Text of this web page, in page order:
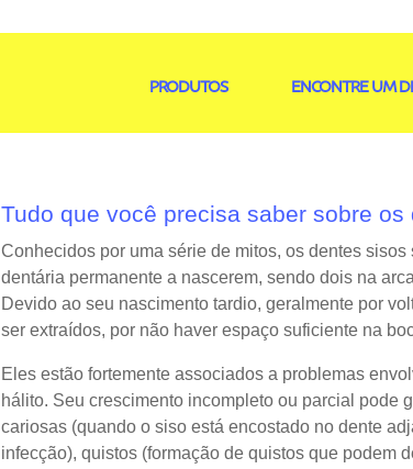
PRODUTOS ENCONTRE UM
Tudo que você precisa saber sobre os
Conhecidos por uma série de mitos, os dentes
dentária permanente a nascerem, sendo dois na
Devido ao seu nascimento tardio, geralmente por
ser extraídos, por não haver espaço suficiente na
Eles estão fortemente associados a problemas
hálito. Seu crescimento incompleto ou parcial pode
cariosas (quando o siso está encostado no dente
infecção), quistos (formação de quistos que podem